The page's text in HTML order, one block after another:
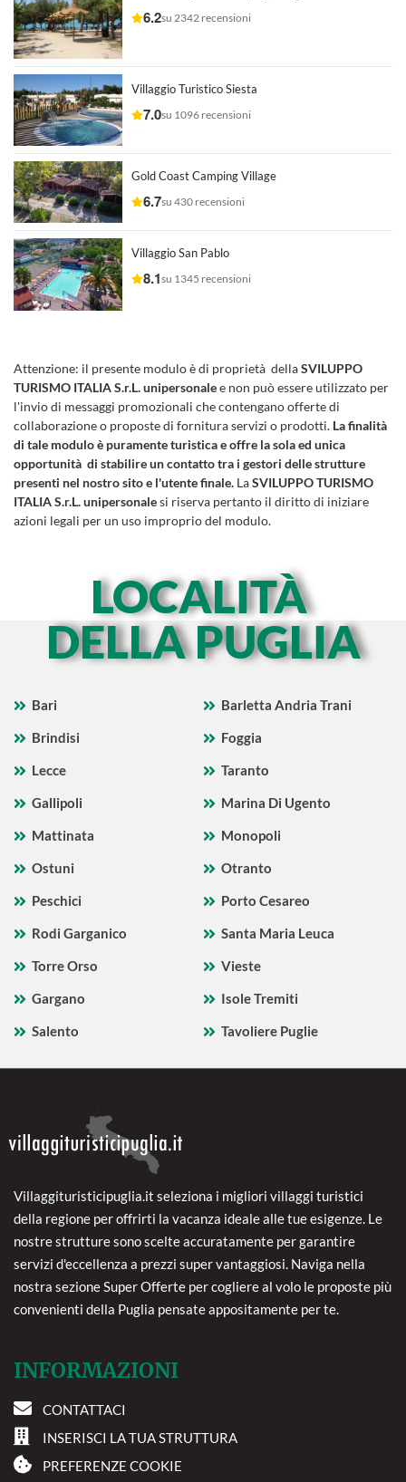
6.2su 2342 recensioni
Villaggio Turistico Siesta
7.0su 1096 recensioni
Gold Coast Camping Village
6.7su 430 recensioni
Villaggio San Pablo
8.1su 1345 recensioni
Attenzione: il presente modulo è di proprietà dellaSVILUPPO
TURISMO ITALIA S.r.L. unipersonalee non può essere utilizzato per
l'invio di messaggi promozionali che contengano offerte di
collaborazione o proposte di fornitura servizi o prodotti. La finalità
di tale modulo è puramente turistica e offre la sola ed unica
opportunità di stabilire un contatto tra i gestori delle strutture
presenti nel nostro sito e l'utente finale. LaSVILUPPO TURISMO
ITALIA S.r.L. unipersonalesi riserva pertanto il diritto di iniziare
azioni legali per un uso improprio del modulo.
LOCALITÀ
DELLA PUGLIA
Bari
Barletta Andria Trani
Brindisi
Foggia
Lecce
Taranto
Gallipoli
Marina Di Ugento
Mattinata
Monopoli
Ostuni
Otranto
Peschici
Porto Cesareo
Rodi Garganico
Santa Maria Leuca
Torre Orso
Vieste
Gargano
Isole Tremiti
Salento
Tavoliere Puglie
Villaggituristicipuglia.it seleziona i migliori villaggi turistici
della regione per offrirti la vacanza ideale alle tue esigenze. Le
nostre strutture sono scelte accuratamente per garantire
servizi d'eccellenza a prezzi super vantaggiosi. Naviga nella
nostra sezione Super Offerte per cogliere al volo le proposte più
convenienti della Puglia pensate appositamente per te.
INFORMAZIONI
CONTATTACI
INSERISCI LA TUA STRUTTURA
PREFERENZE COOKIE